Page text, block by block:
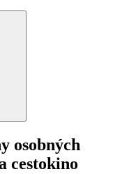
osobných
cestokino